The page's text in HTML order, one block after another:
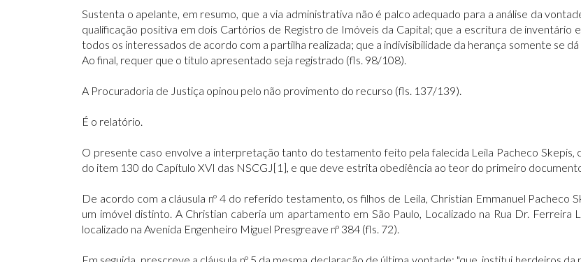
Sustenta o apelante, em resumo, que a via administrativa não é palco adequado para a análise da
qualificação positiva em dois Cartórios de Registro de Imóveis da Capital; que a escritura de
todos os interessados de acordo com a partilha realizada; que a indivisibilidade da herança somente se
Ao final, requer que o título apresentado seja registrado (fls. 98/108).
A Procuradoria de Justiça opinou pelo não provimento do recurso (fls. 137/139).
É o relatório.
O presente caso envolve a interpretação tanto do testamento feito pela falecida Leila Pacheco
do item 130 do Capítulo XVI das NSCGJ[1], e que deve estrita obediência ao teor do primeiro
De acordo com a cláusula nº 4 do referido testamento, os filhos de Leila, Christian Emmanuel Pacheco
um imóvel distinto. A Christian caberia um apartamento em São Paulo, Localizado na Rua Dr. Ferreira
localizado na Avenida Engenheiro Miguel Presgreave nº 384 (fls. 72).